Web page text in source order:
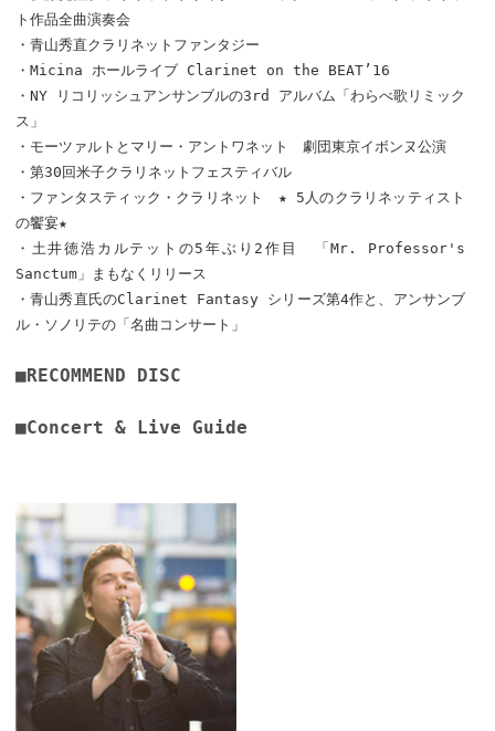
ト作品全曲演奏会
・青山秀直クラリネットファンタジー
・Micina ホールライブ Clarinet on the BEAT’16
・NY リコリッシュアンサンブルの3rd アルバム「わらべ歌リミック
ス」
・モーツァルトとマリー・アントワネット 劇団東京イボンヌ公演
・第30回米子クラリネットフェスティバル
・ファンタスティック・クラリネット ★ 5人のクラリネッティスト
の饗宴★
・土井徳浩カルテットの5年ぶり2作目 「Mr. Professor's
Sanctum」まもなくリリース
・青山秀直氏のClarinet Fantasy シリーズ第4作と、アンサンブ
ル・ソノリテの「名曲コンサート」
■RECOMMEND DISC
■Concert & Live Guide